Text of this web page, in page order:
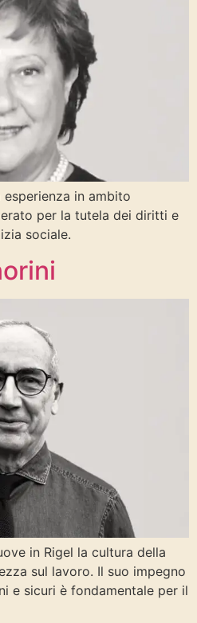
in ambito
per la tutela dei diritti e
sociale.
in Rigel la cultura della
sul lavoro. Il suo impegno
e sicuri è fondamentale per il